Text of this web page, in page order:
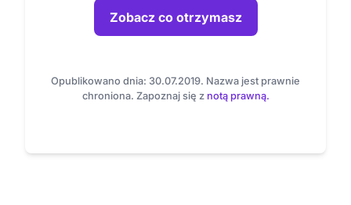
Zobacz co otrzymasz
Opublikowano dnia: 30.07.2019. Nazwa jest prawnie
chroniona. Zapoznaj się z notą prawną.